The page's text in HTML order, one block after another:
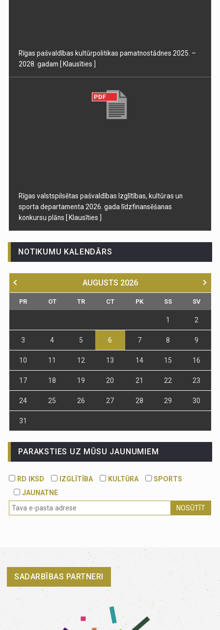
Rīgas pašvaldības kultūrpolitikas pamatnostādnes 2025. –
2028. gadam [ Klausīties ]
Rīgas valstspilsētas pašvaldības Izglītības, kultūras un
sporta departamenta 2026. gada līdzfinansēšanas
konkursu plāns [ Klausīties ]
NOTIKUMU KALENDĀRS
AUGUSTS 2026
PR OT TR CT PK SS SV
1 2
3 4 5 6 7 8 9
10 11 12 13 14 15 16
17 18 19 20 21 22 23
24 25 26 27 28 29 30
31
PARAKSTIES UZ MŪSU JAUNUMIEM
RD IKSD IZGLĪTĪBA KULTŪRA
SPORTS
JAUNATNE
NOSŪTĪT
SADARBĪBAS PARTNERI